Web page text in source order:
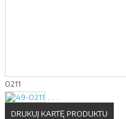
0211
DRUKUJ KARTĘ PRODUKTU